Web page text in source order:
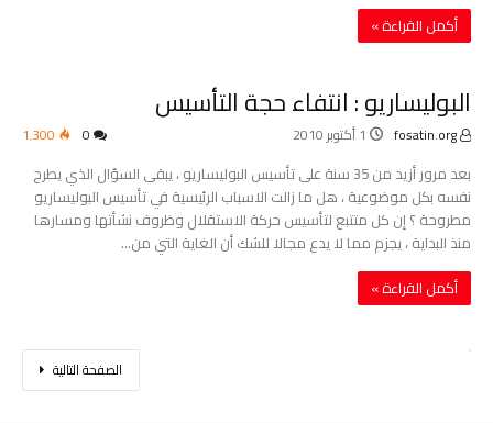
‫أكمل القراءة »‬
البوليساريو : انتفاء حجة التأسيس
1 أكتوبر 2010 1٬300
بعد مرور أزيد من 35 سنة على تأسيس البوليساريو ، يبقى السؤال الذي يطرح
نفسه بكل موضوعية ، هل ما زالت الاسباب الرئيسية في تأسيس البوليساريو
مطروحة ؟ إن كل متتبع لتأسيس حركة الاستقلال وظروف نشأتها ومسارها
منذ البداية ، يجزم مما لا يدع مجالا للشك أن الغاية التي من…
‫أكمل القراءة »‬
‫الصفحة التالية‬